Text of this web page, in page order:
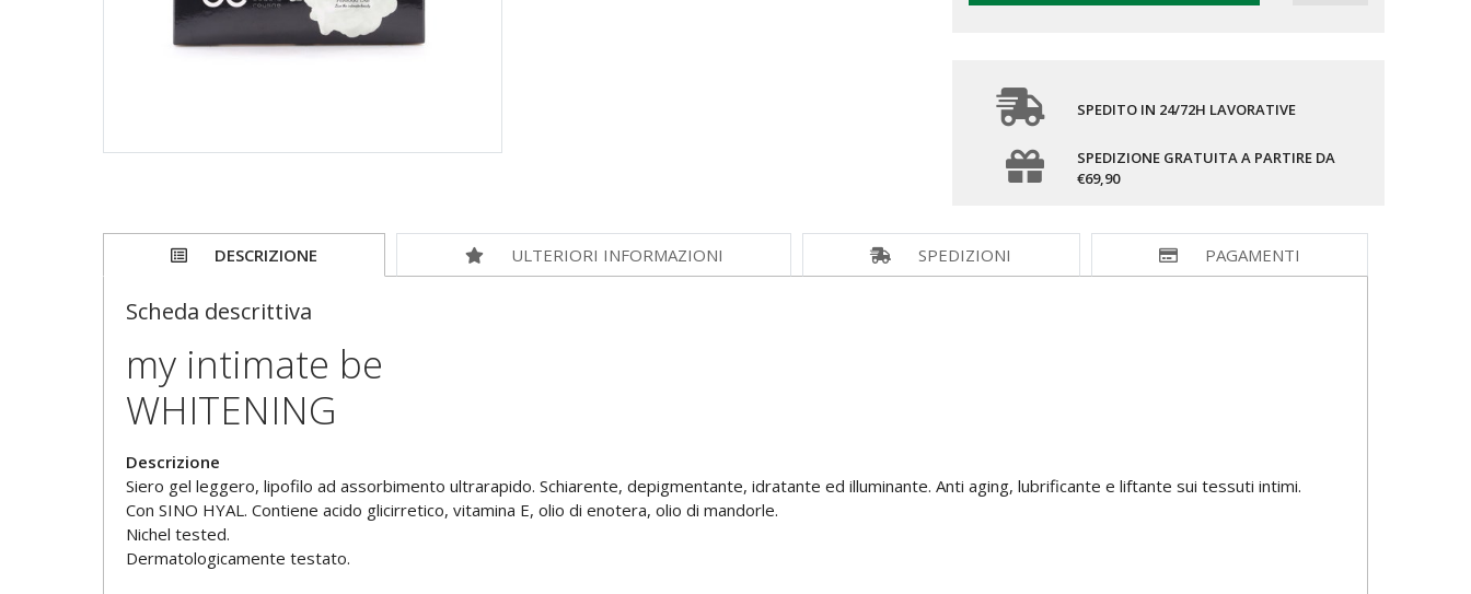
SPEDITO IN 24/72H LAVORATIVE
SPEDIZIONE GRATUITA A PARTIRE DA
€69,90
DESCRIZIONE ULTERIORI INFORMAZIONI SPEDIZIONI PAGAMENTI
Scheda descrittiva
my intimate be
WHITENING
Descrizione
Siero gel leggero, lipofilo ad assorbimento ultrarapido. Schiarente, depigmentante, idratante ed illuminante. Anti aging, lubrificante e liftante sui tessuti intimi.
Con SINO HYAL. Contiene acido glicirretico, vitamina E, olio di enotera, olio di mandorle.
Nichel tested.
Dermatologicamente testato.